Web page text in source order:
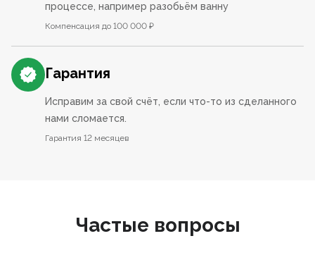
процессе, например разобьём ванну
Компенсация до 100 000 ₽
Гарантия
Исправим за свой счёт, если что-то из сделанного
нами сломается.
Гарантия 12 месяцев
Частые вопросы